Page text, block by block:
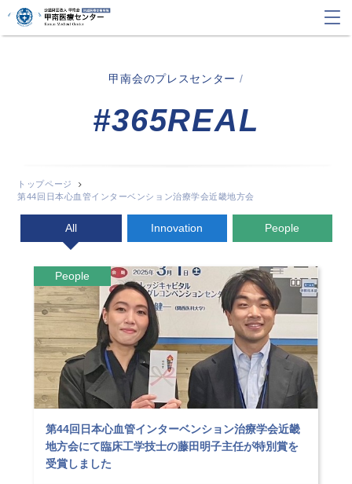
甲南会のプレスセンター /
#365REAL
トップページ
第44回日本心血管インターベンション治療学会近畿地方会
All Innovation People
第44回日本心血管インターベンション治療学会近畿
地方会にて臨床工学技士の藤田明子主任が特別賞を
受賞しました